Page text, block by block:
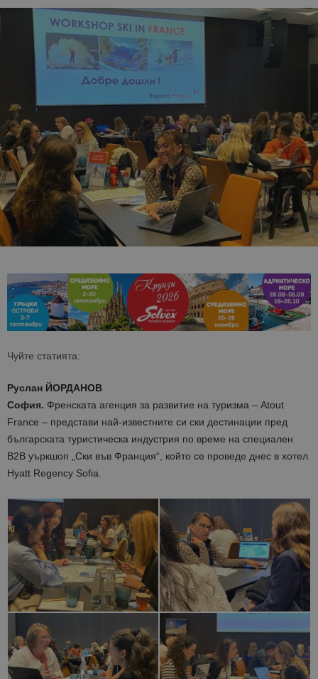
Чуйте статията:
Руслан ЙОРДАНОВ
София. Френската агенция за развитие на туризма – Atout
France – представи най-известните си ски дестинации пред
българската туристическа индустрия по време на специален
B2B уъркшоп „Ски във Франция“, който се проведе днес в хотел
Hyatt Regency Sofia.